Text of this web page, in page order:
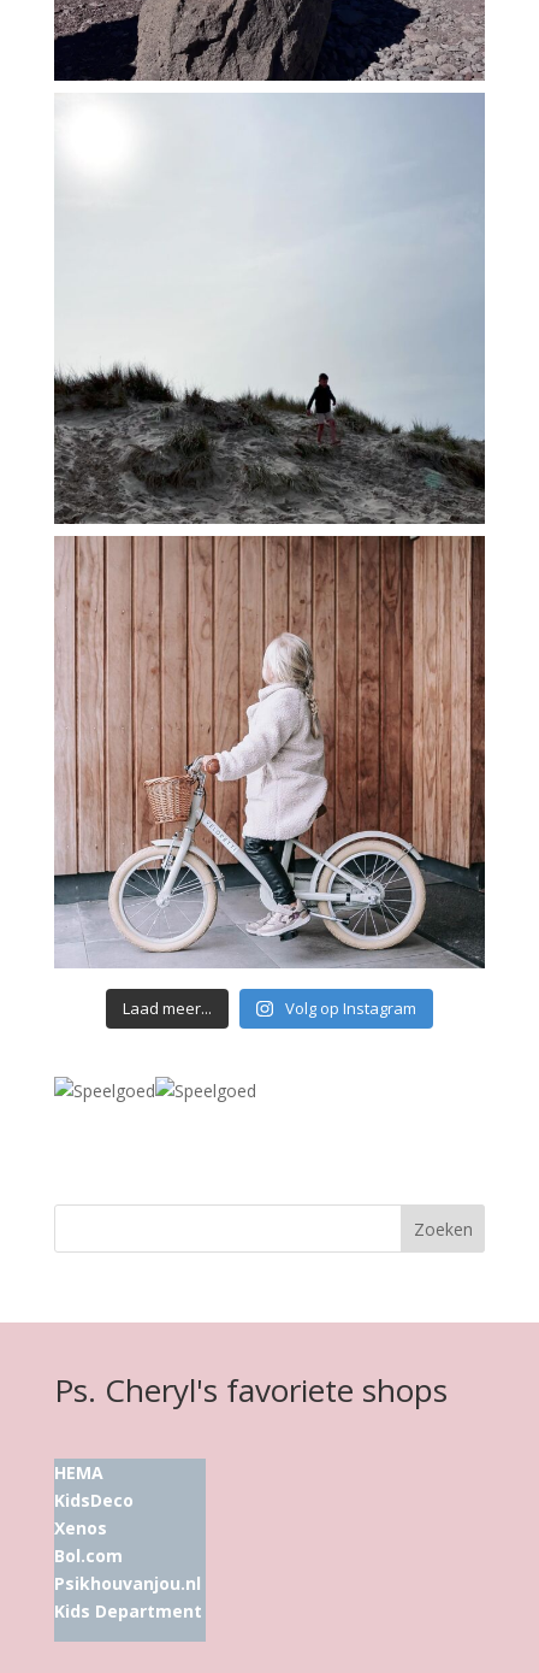
Laad meer... Volg op Instagram
Ps. Cheryl's favoriete shops
HEMA
KidsDeco
Xenos
Bol.com
Psikhouvanjou.nl
Kids Department